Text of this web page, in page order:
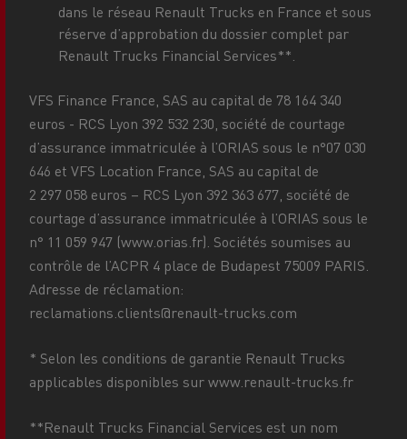
dans le réseau Renault Trucks en France et sous
réserve d’approbation du dossier complet par
Renault Trucks Financial Services**.
VFS Finance France, SAS au capital de 78 164 340
euros - RCS Lyon 392 532 230, société de courtage
d’assurance immatriculée à l’ORIAS sous le n°07 030
646 et VFS Location France, SAS au capital de
2 297 058 euros – RCS Lyon 392 363 677, société de
courtage d’assurance immatriculée à l’ORIAS sous le
n° 11 059 947 (www.orias.fr). Sociétés soumises au
contrôle de l’ACPR 4 place de Budapest 75009 PARIS.
Adresse de réclamation:
reclamations.clients@renault-trucks.com
* Selon les conditions de garantie Renault Trucks
applicables disponibles sur www.renault-trucks.fr
**Renault Trucks Financial Services est un nom